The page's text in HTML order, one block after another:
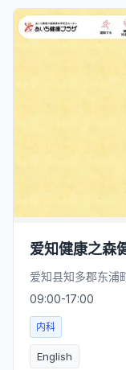
爱知健康之森
爱知县知多郡东浦
09:00-17:00
内科
English